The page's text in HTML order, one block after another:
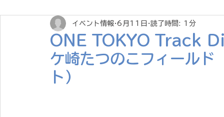
個人レッスン 説明会 陸上教室 大会情報
イベント報告 メディア掲載情報 阿見AC
ONE TOKYO Track
ケ崎たつのこフィールド
ト）
イベント情報 6月11日 読了時間: 1分